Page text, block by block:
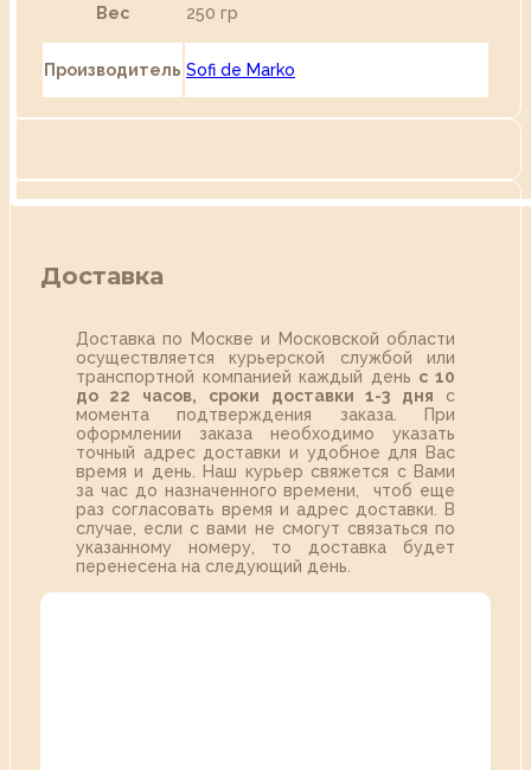
Вес 250 гр
Производитель Sofi de Marko
Доставка
Доставка по Москве и Московской области
осуществляется курьерской службой или
транспортной компанией каждый день с 10
до 22 часов,
сроки доставки 1-3 дня с
момента подтверждения заказа. При
оформлении заказа необходимо указать
точный адрес доставки и удобное для Вас
время и день. Наш курьер свяжется с Вами
за час до назначенного времени, чтоб еще
раз согласовать время и адрес доставки. В
случае, если с вами не смогут связаться по
указанному номеру, то доставка будет
перенесена на следующий день.